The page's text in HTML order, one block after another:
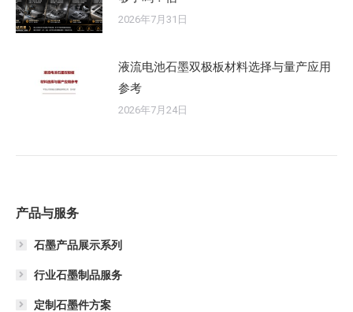
2026年7月31日
液流电池石墨双极板材料选择与量产应用
参考
2026年7月24日
产品与服务
石墨产品展示系列
行业石墨制品服务
定制石墨件方案